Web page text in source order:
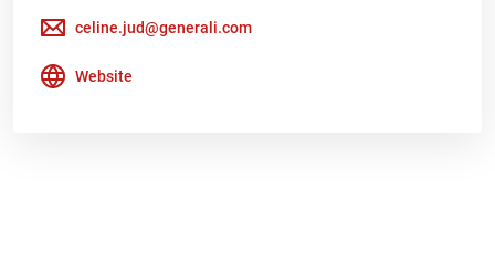
celine.jud@generali.com
Website